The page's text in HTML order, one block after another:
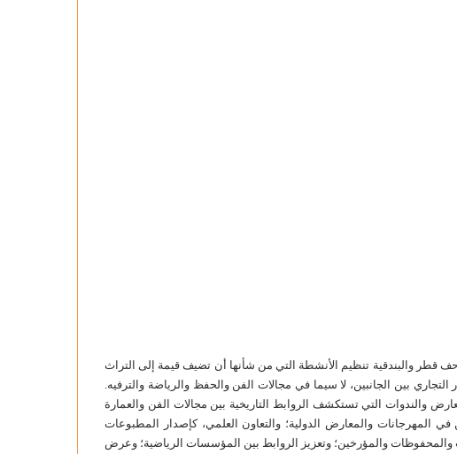
قطر والبندقية تنظيم الأنشطة التي من شأنها أن تضيف قيمة إلى التراث
بين الجانبين، لا سيما في مجالات الفن والحفظ والرياضة والترفيه.
والندوات التي تستكشف الروابط التاريخية بين مجالات الفن والعمارة
في المهرجانات والمعارض الدولية؛ والتعاون العلمي، كإصدار المطبوعات
والمحفوظات والمؤرخين؛ وتعزيز الروابط بين المؤسسات الرياضية؛ وعرض